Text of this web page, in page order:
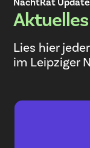
NachtRat
Aktuelles
Lies hier
im Leipziger